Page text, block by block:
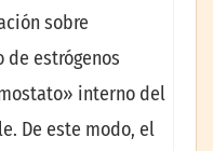
sobre
de estrógenos
interno del
De este modo, el